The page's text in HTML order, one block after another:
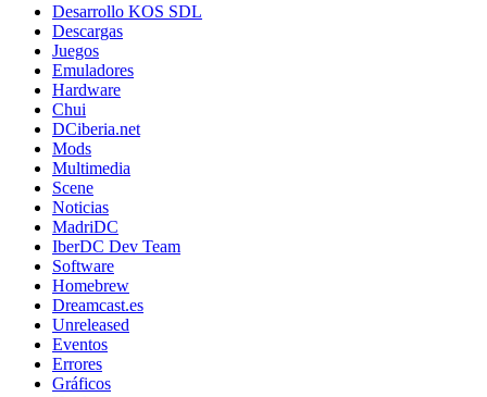
Desarrollo KOS SDL
Descargas
Juegos
Emuladores
Hardware
Chui
DCiberia.net
Mods
Multimedia
Scene
Noticias
MadriDC
IberDC Dev Team
Software
Homebrew
Dreamcast.es
Unreleased
Eventos
Errores
Gráficos